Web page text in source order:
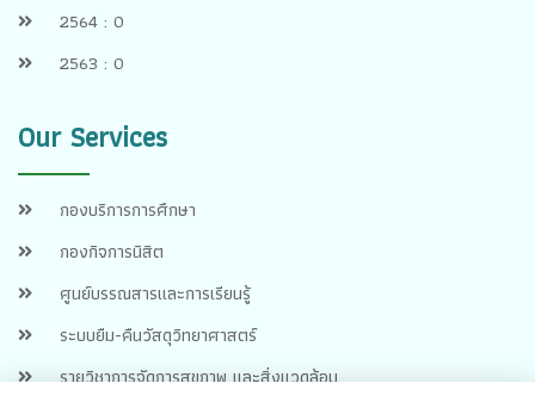
2564 : 0
2563 : 0
Our Services
กองบริการการศึกษา
กองกิจการนิสิต
ศูนย์บรรณสารและการเรียนรู้
ระบบยืม-คืนวัสดุวิทยาศาสตร์
รายวิชาการจัดการสุขภาพ และสิ่งแวดล้อม